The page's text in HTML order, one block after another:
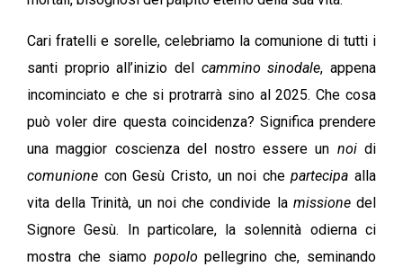
Cari fratelli e sorelle, celebriamo la comunione di tutti i
santi proprio all’inizio del cammino sinodale, appena
incominciato e che si protrarrà sino al 2025. Che cosa
può voler dire questa coincidenza? Significa prendere
una maggior coscienza del nostro essere un noi di
comunione con Gesù Cristo, un noi chepartecipa alla
vita della Trinità, un noi che condivide la missionedel
Signore Gesù. In particolare, la solennità odierna ci
mostra che siamo popolopellegrino che, seminando